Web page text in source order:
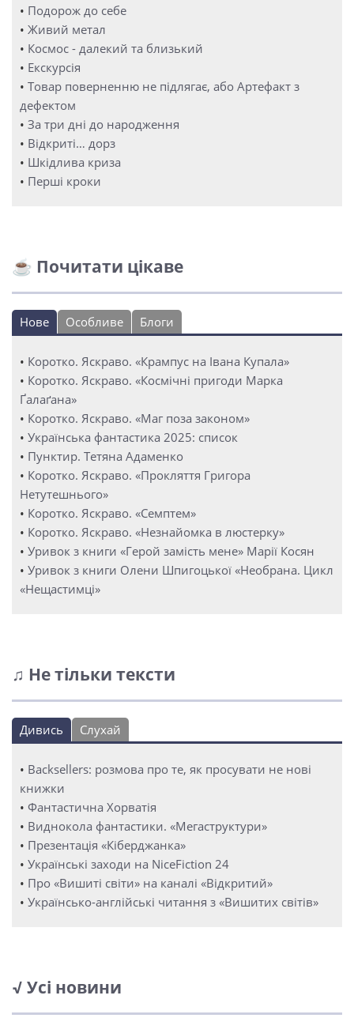
• Подорож до себе
• Живий метал
• Космос - далекий та близький
• Екскурсія
• Товар поверненню не підлягає, або Артефакт з
дефектом
• За три дні до народження
• Відкриті… дорз
• Шкідлива криза
• Перші кроки
☕ Почитати цікаве
Нове Особливе Блоги
• Коротко. Яскраво. «Крампус на Івана Купала»
• Коротко. Яскраво. «Космічні пригоди Марка
Ґалаґана»
• Коротко. Яскраво. «Маг поза законом»
• Українська фантастика 2025: список
• Пунктир. Тетяна Адаменко
• Коротко. Яскраво. «Прокляття Григора
Нетутешнього»
• Коротко. Яскраво. «Семптем»
• Коротко. Яскраво. «Незнайомка в люстерку»
• Уривок з книги «Герой замість мене» Марії Косян
• Уривок з книги Олени Шпигоцької «Необрана. Цикл
«Нещастимці»
♫ Не тільки тексти
Дивись Слухай
• Backsellers: розмова про те, як просувати не нові
книжки
• Фантастична Хорватія
• Виднокола фантастики. «Мегаструктури»
• Презентація «Кіберджанка»
• Українські заходи на NiceFiction 24
• Про «Вишиті світи» на каналі «Відкритий»
• Українсько-англійські читання з «Вишитих світів»
√ Усі новини